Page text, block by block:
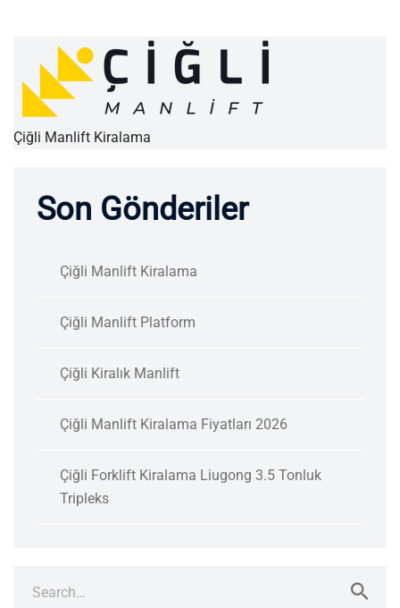
Çiğli Manlift Kiralama
Son Gönderiler
Çiğli Manlift Kiralama
Çiğli Manlift Platform
Çiğli Kiralık Manlift
Çiğli Manlift Kiralama Fiyatları 2026
Çiğli Forklift Kiralama Liugong 3.5 Tonluk
Tripleks
for: